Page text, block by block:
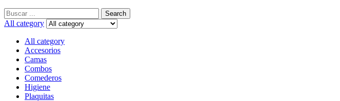
Search
All category
All category
Accesorios
Camas
Combos
Comederos
Higiene
Plaquitas